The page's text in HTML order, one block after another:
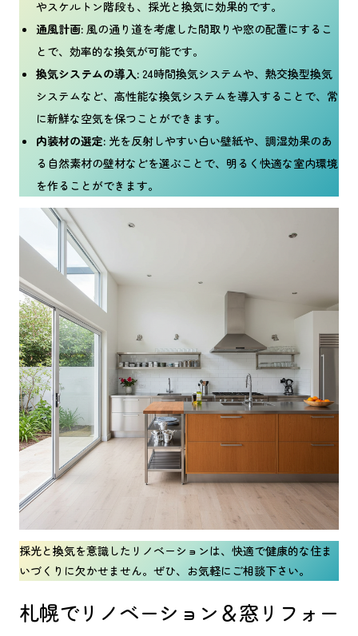
やスケルトン階段も、採光と換気に効果的です。
通風計画: 風の通り道を考慮した間取りや窓の配置にするこ
とで、効率的な換気が可能です。
換気システムの導入: 24時間換気システムや、熱交換型換気
システムなど、高性能な換気システムを導入することで、常
に新鮮な空気を保つことができます。
内装材の選定: 光を反射しやすい白い壁紙や、調湿効果のあ
る自然素材の壁材などを選ぶことで、明るく快適な室内環境
を作ることができます。
採光と換気を意識したリノベーションは、快適で健康的な住ま
いづくりに欠かせません。ぜひ、お気軽にご相談下さい。
札幌でリノベーション＆窓リフォー